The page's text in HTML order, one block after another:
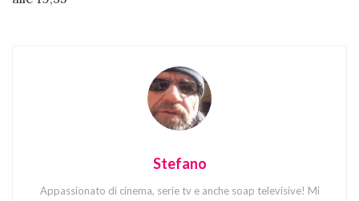
Stefano
Appassionato di cinema, serie tv e anche soap televisive! Mi